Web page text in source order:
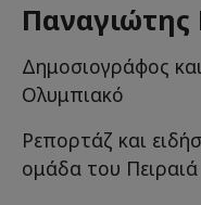
Παναγιώτης
Δημοσιογράφος
Ολυμπιακό
Ρεπορτάζ και
ομάδα του Πειραιά